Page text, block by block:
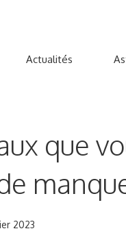
Actualités
que
2023